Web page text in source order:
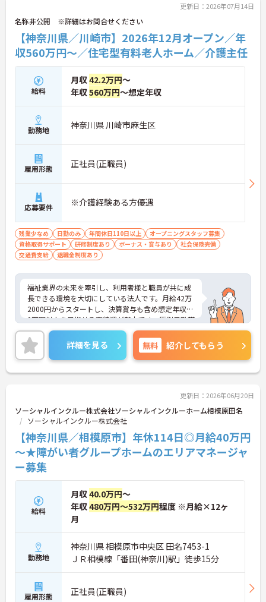
更新日：2026年07月14日
名称非公開 ※詳細はお問合せください
【神奈川県／川崎市】2026年12月オープン／年
収560万円～／住宅型有料老人ホーム／介護主任
給料
月収42.2万円～
年収560万円～想定年収
勤務地 神奈川県 川崎市麻生区
雇用形態 正社員(正職員)
応募要件 ※介護経験ある方優遇
残業少なめ 日勤のみ 年間休日110日以上
オープニングスタッフ募集
資格取得サポート
研修制度あり ボーナス・賞与あり
社会保険完備
交通費支給
退職金制度あり
福祉業界の未来を牽引し、利用者様と職員が共に成
長できる環境を大切にしている法人です。月給42万
2000円からスタートし、決算賞与も含め想定年収56
0万円以上を目指せる高待遇が魅力です。原則日勤帯
を基本とした勤務で、残業は月平均5時間程度と少
なく、年間休日110日＋誕生日休暇が用意されてい
るため、メリハリのある働き方が可能です。現場で
のケア業務に加え、スタッフ教育や品質研修などの
マネジメント業務をお任せするため、介護福祉士と
付企業年金や退職金、充実した福利厚生も整ってお
り、役職者として腰を据えて長期的にキャリアを築
ける環境です。
★おすすめPOINT★
【高水準の給与と充実の手当】
・想定年収560万円以上を目指せる好待遇
・年間賞与に加えて決算賞与の支給実績あり
・確定給付企業年金など将来を見据えた制度
【メリハリのある働きやすさ】
・残業は月平均5時間程度でプライベート充実
・原則日勤帯を基本とした生活しやすい勤務体制
・年間休日110日と誕生日休暇や有給取得推奨
詳細を見る 無料 紹介してもらう
更新日：2026年06月20日
ソーシャルインクルー株式会社ソーシャルインクルーホーム相模原田名
ソーシャルインクルー株式会社
【神奈川県／相模原市】年休114日◎月給40万円
～★障がい者グループホームのエリアマネージャ
ー募集
給料
月収40.0万円～
年収480万円～532万円程度 ※月給×12ヶ
月
勤務地
神奈川県 相模原市中央区 田名7453-1
ＪＲ相模線「番田(神奈川)駅」徒歩15分
雇用形態 正社員(正職員)